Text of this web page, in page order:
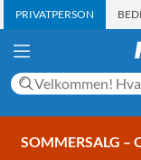
PRIVATPERSON
SOMMERSALG –